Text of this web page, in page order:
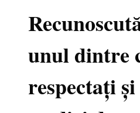
unul dintre
respectați